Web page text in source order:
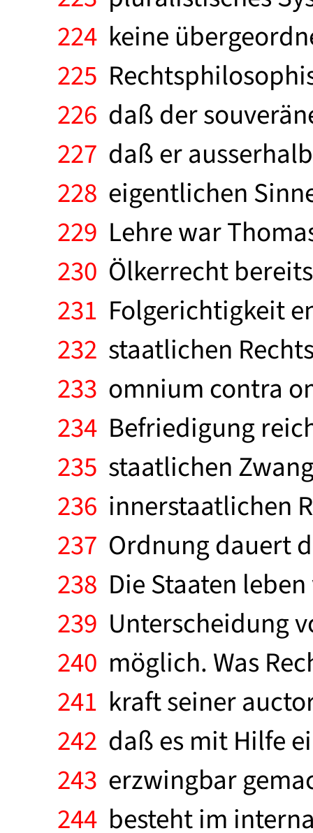
224 keine
225
226 daß der
227 daß er
228 eigentlichen
229 Lehre war
230 Ölkerrecht
231 Folgerichtigkeit
232 staatlichen
233 omnium contra
234 Befriedigung
235 staatlichen
236 innerstaatlichen
237 Ordnung dauert
238 Die Staaten
239 Unterscheidung
240 möglich. Was
241 kraft seiner
242 daß es mit Hilfe
243 erzwingbar
244 besteht im